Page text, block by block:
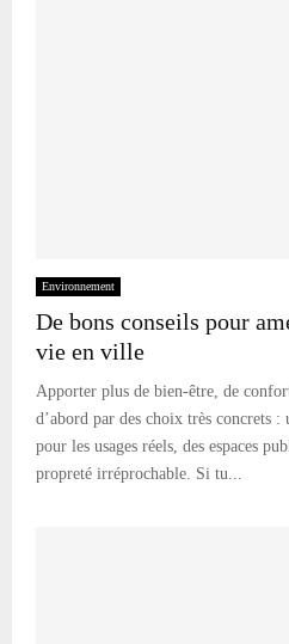
Environnement
De bons conseils pour
vie en ville
Apporter plus de bien-être, de
d’abord par des choix très concrets :
pour les usages réels, des espaces
propreté irréprochable. Si tu...